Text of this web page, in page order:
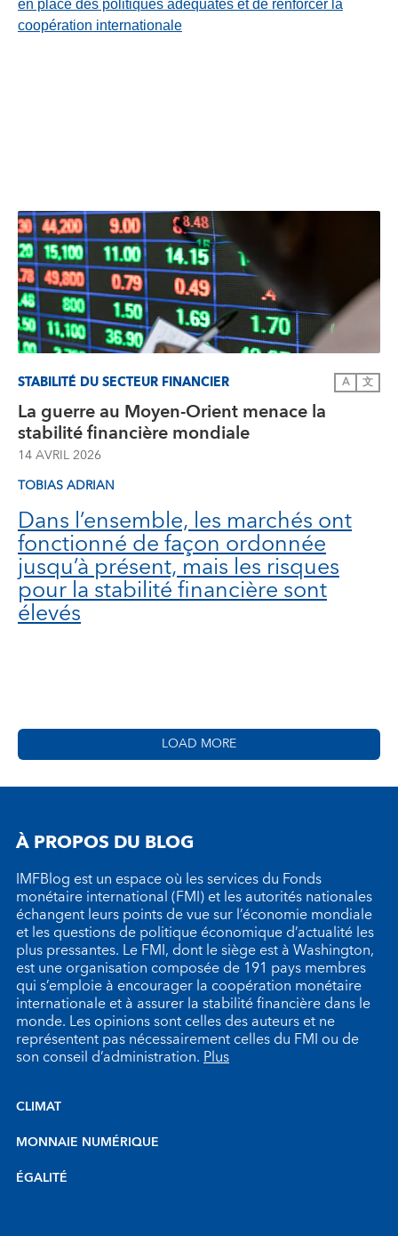
en place des politiques adéquates et de renforcer la
coopération internationale
STABILITÉ DU SECTEUR FINANCIER A 文
La guerre au Moyen-Orient menace la
stabilité financière mondiale
14 AVRIL 2026
TOBIAS ADRIAN
Dans l’ensemble, les marchés ont
fonctionné de façon ordonnée
jusqu’à présent, mais les risques
pour la stabilité financière sont
élevés
LOAD MORE
À PROPOS DU BLOG
IMFBlog est un espace où les services du Fonds
monétaire international (FMI) et les autorités nationales
échangent leurs points de vue sur l’économie mondiale
et les questions de politique économique d’actualité les
plus pressantes. Le FMI, dont le siège est à Washington,
est une organisation composée de 191 pays membres
qui s’emploie à encourager la coopération monétaire
internationale et à assurer la stabilité financière dans le
monde. Les opinions sont celles des auteurs et ne
représentent pas nécessairement celles du FMI ou de
son conseil d’administration.Plus
CLIMAT
MONNAIE NUMÉRIQUE
ÉGALITÉ